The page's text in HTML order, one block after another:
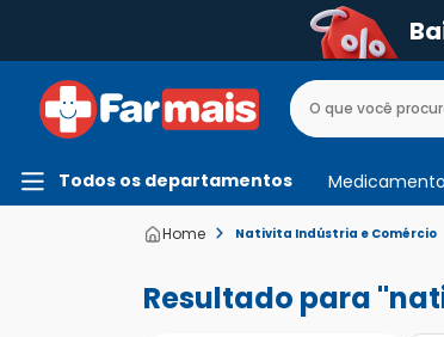
Todos os departamentos
Nativita Indústria e Comércio